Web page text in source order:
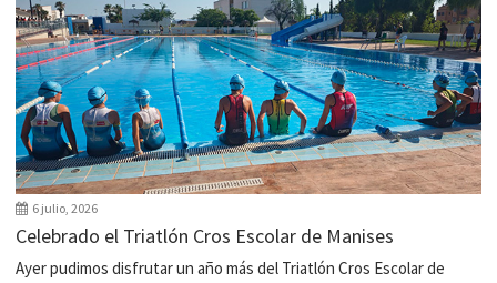
6 julio, 2026
Celebrado el Triatlón Cros Escolar de Manises
Ayer pudimos disfrutar un año más del Triatlón Cros Escolar de